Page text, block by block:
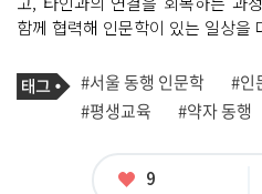
함께 협력해 인문학이 있는 일상을
기
사
관
련
태
그
#서울 동행 인문학 #인
#평생교육
#약자 동행
좋
9